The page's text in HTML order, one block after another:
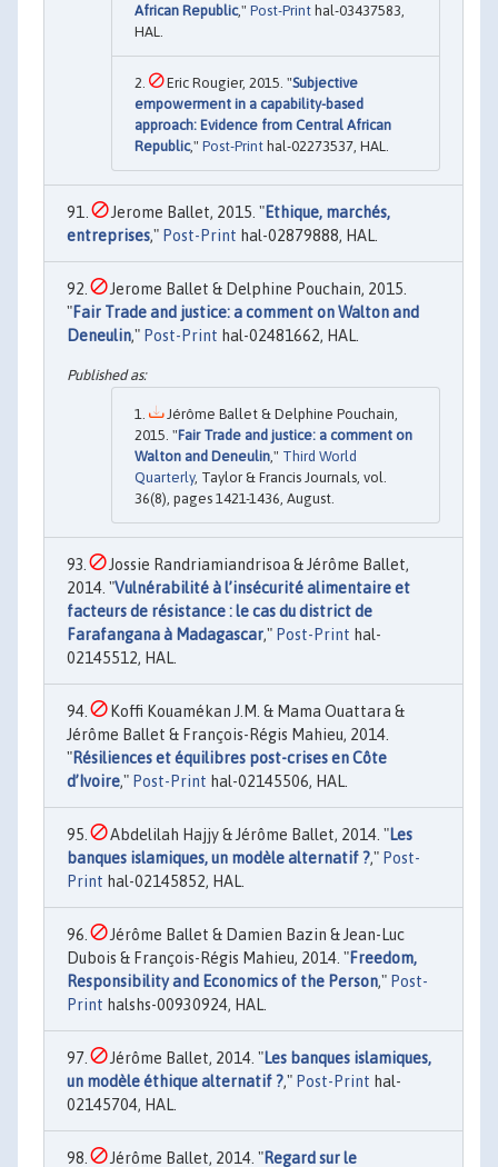
African Republic," Post-Print hal-03437583,
HAL.
Eric Rougier, 2015. "Subjective
empowerment in a capability-based
approach: Evidence from Central African
Republic," Post-Print hal-02273537, HAL.
Jerome Ballet, 2015. "Ethique, marchés,
entreprises," Post-Print hal-02879888, HAL.
Jerome Ballet & Delphine Pouchain, 2015.
"Fair Trade and justice: a comment on Walton and
Deneulin," Post-Print hal-02481662, HAL.
Jérôme Ballet & Delphine Pouchain,
2015. "Fair Trade and justice: a comment on
Walton and Deneulin," Third World
Quarterly, Taylor & Francis Journals, vol.
36(8), pages 1421-1436, August.
Jossie Randriamiandrisoa & Jérôme Ballet,
2014. "Vulnérabilité à l’insécurité alimentaire et
facteurs de résistance : le cas du district de
Farafangana à Madagascar," Post-Print hal-
02145512, HAL.
Koffi Kouamékan J.M. & Mama Ouattara &
Jérôme Ballet & François-Régis Mahieu, 2014.
"Résiliences et équilibres post-crises en Côte
d’Ivoire," Post-Print hal-02145506, HAL.
Abdelilah Hajjy & Jérôme Ballet, 2014. "Les
banques islamiques, un modèle alternatif ?," Post-
Print hal-02145852, HAL.
Jérôme Ballet & Damien Bazin & Jean-Luc
Dubois & François-Régis Mahieu, 2014. "Freedom,
Responsibility and Economics of the Person," Post-
Print halshs-00930924, HAL.
Jérôme Ballet, 2014. "Les banques islamiques,
un modèle éthique alternatif ?," Post-Print hal-
02145704, HAL.
Jérôme Ballet, 2014. "Regard sur le